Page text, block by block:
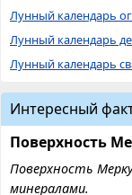
Лунный календарь
Лунный календарь
Лунный календарь
Интересный
Поверхность
Поверхность
минералами.